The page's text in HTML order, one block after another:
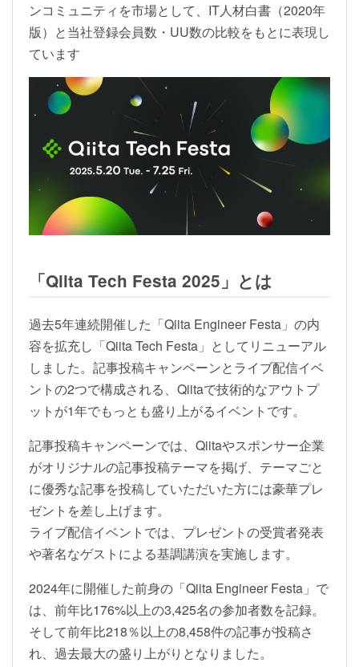
ンコミュニティを市場として、IT人材白書（2020年
版）と当社登録会員数・UU数の比較をもとに表現し
ています
「Qiita Tech Festa 2025」とは
過去5年連続開催した「Qiita Engineer Festa」の内
容を拡充し「Qiita Tech Festa」としてリニューアル
しました。記事投稿キャンペーンとライブ配信イベ
ントの2つで構成される、Qiitaで技術的なアウトプ
ットが1年でもっとも盛り上がるイベントです。
記事投稿キャンペーンでは、Qiitaやスポンサー企業
がオリジナルの記事投稿テーマを掲げ、テーマごと
に優秀な記事を投稿していただいた方には豪華プレ
ゼントを差し上げます。
ライブ配信イベントでは、プレゼントの受賞者発表
や著名なゲストによる基調講演を実施します。
2024年に開催した前身の「Qiita Engineer Festa」で
は、前年比176%以上の3,425名の参加者数を記録。
そして前年比218％以上の8,458件の記事が投稿さ
れ、過去最大の盛り上がりとなりました。